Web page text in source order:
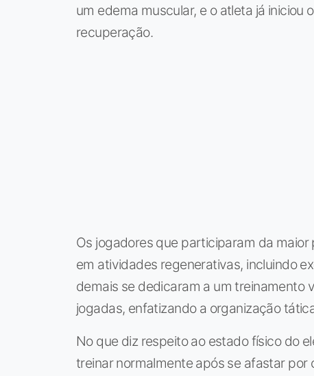
um edema muscular, e o atleta já iniciou
recuperação.
Os jogadores que participaram da
em atividades regenerativas, incluindo
demais se dedicaram a um treinamento
jogadas, enfatizando a organização
No que diz respeito ao estado físico do
treinar normalmente após se afastar por